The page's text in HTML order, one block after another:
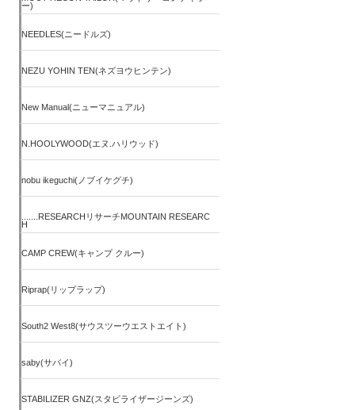
ー)
NEEDLES(ニードルズ)
NEZU YOHIN TEN(ネズヨウヒンテン)
New Manual(ニューマニュアル)
N.HOOLYWOOD(エヌ.ハリウッド)
nobu ikeguchi(ノブイケグチ)
.......RESEARCHリサーチMOUNTAIN RESEARC
H
CAMP CREW(キャンプ クルー)
Riprap(リップラップ)
South2 West8(サウスツーウエストエイト)
saby(サバイ)
STABILIZER GNZ(スタビライザージーンズ)